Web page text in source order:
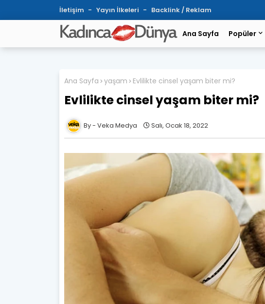
İletişim Yayın İlkeleri Backlink / Reklam
Ana Sayfa Popüler
Ana Sayfa yaşam Evlilikte cinsel yaşam biter mi?
Evlilikte cinsel yaşam biter mi?
Veka Medya Salı, Ocak 18, 2022